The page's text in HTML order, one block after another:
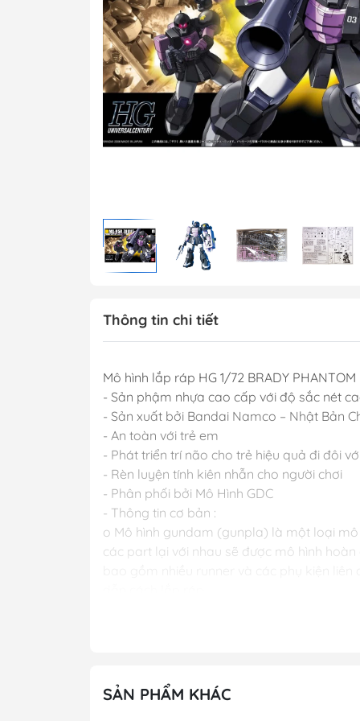
MG 1/100
Grade)
MGEX Gundam (
Grade Ver.ka)
PG Gundam
Grade)
Mega Size
Thông tin chi tiết
Mô hình lắp ráp HG 1/72 BRADY
- Sản phậm nhựa cao cấp với độ sắc nét
- Sản xuất bởi Bandai Namco – Nhật Bản
- An toàn với trẻ em
- Phát triển trí não cho trẻ hiệu quả đi đôi
- Rèn luyện tính kiên nhẫn cho người chơi
- Phân phối bởi Mô Hình GDC
- Thông tin cơ bản :
o Mô hình gundam (gunpla) là một loại
các part lại với nhau sẽ được mô hình
THƯƠNG HIỆU : BANDAI – NHẬT BẢN
PHÂN LOẠI SP : LẮP RÁP
SẢN PHẨM KHÁC